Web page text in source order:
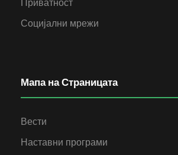
Приватност
Социјални мрежи
Мапа на Страницата
Вести
Наставни програми